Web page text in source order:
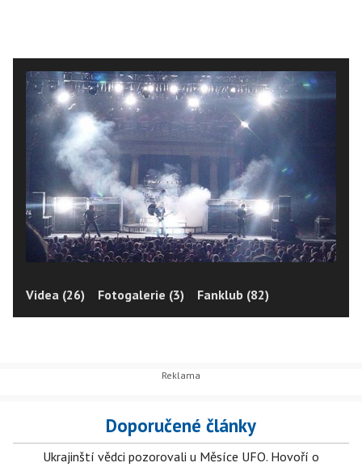
Videa (26) Fotogalerie (3) Fanklub (82)
Doporučené články
Ukrajinští vědci pozorovali u Měsíce UFO. Hovoří o